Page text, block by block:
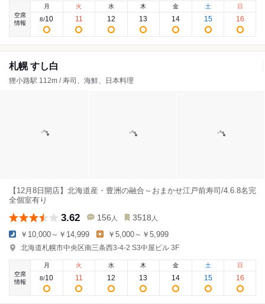
空席
情報
月
8/10
火
11
水
12
木
13
金
14
土
15
日
16
札幌 すし白
狸小路駅 112m / 寿司、海鮮、日本料理
【12月8日開店】北海道産・豊洲の融合～おまかせ江戸前寿司/4.6.8名完
全個室有り
3.62 156 人 3518 人
￥10,000～￥14,999 ￥5,000～￥5,999
北海道札幌市中央区南三条西3-4-2 S3中屋ビル 3F
空席
情報
月
8/10
火
11
水
12
木
13
金
14
土
15
日
16